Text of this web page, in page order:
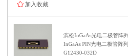
加入收藏
滨松InGaAs光电二极管阵列
InGaAs PIN光电二极管阵列
G12430-032D